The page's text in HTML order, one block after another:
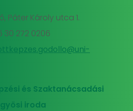
Páter Károly utca 1.
30 272 0206
és Szaktanácsadási
iroda